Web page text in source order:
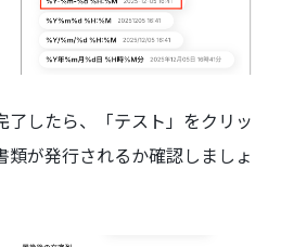
了したら、「テスト」をクリッ
類が発行されるか確認しましょ